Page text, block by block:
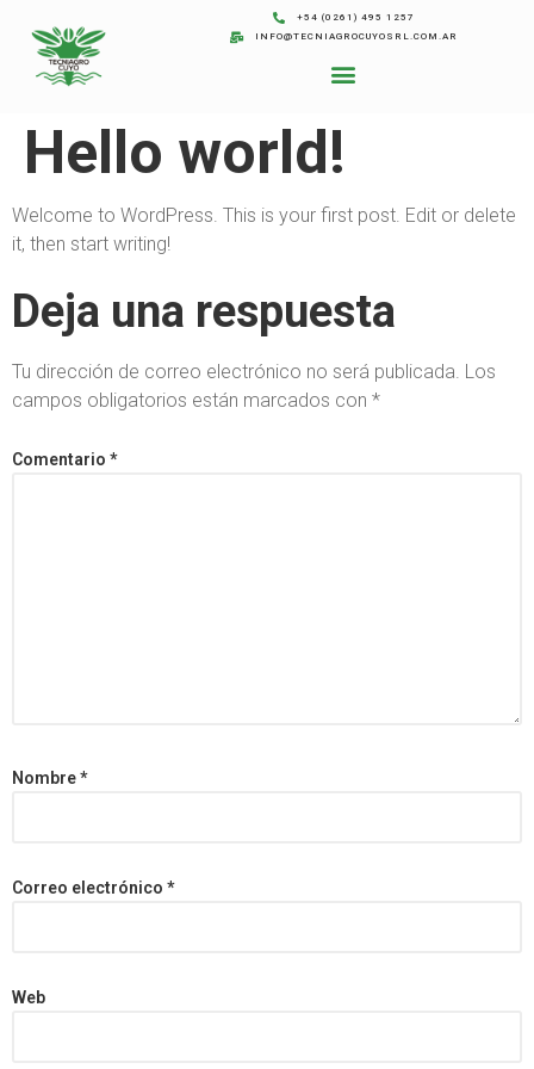
+54 (0261) 495 1257
INFO@TECNIAGROCUYOSRL.COM.AR
Hello world!
Welcome to WordPress. This is your first post. Edit or delete
it, then start writing!
Deja una respuesta
Tu dirección de correo electrónico no será publicada. Los
campos obligatorios están marcados con *
Comentario *
Nombre*
Correo electrónico *
Web